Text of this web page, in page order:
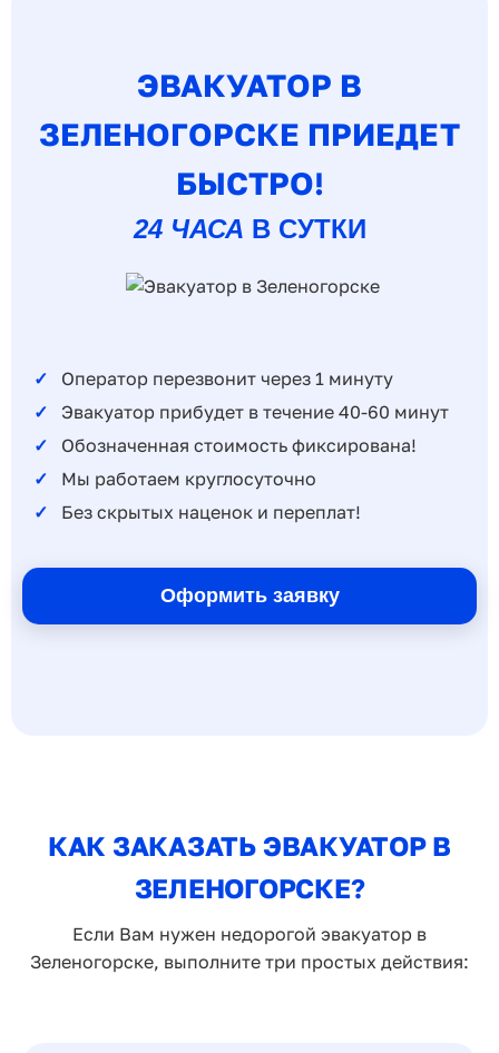
ЭВАКУАТОР В
ЗЕЛЕНОГОРСКЕ ПРИЕДЕТ
БЫСТРО!
24 ЧАСА В СУТКИ
Оператор перезвонит через 1 минуту
Эвакуатор прибудет в течение 40-60 минут
Обозначенная стоимость фиксирована!
Мы работаем круглосуточно
Без скрытых наценок и переплат!
Оформить заявку
КАК ЗАКАЗАТЬ ЭВАКУАТОР В
ЗЕЛЕНОГОРСКЕ?
Если Вам нужен недорогой эвакуатор в
Зеленогорске, выполните три простых действия: